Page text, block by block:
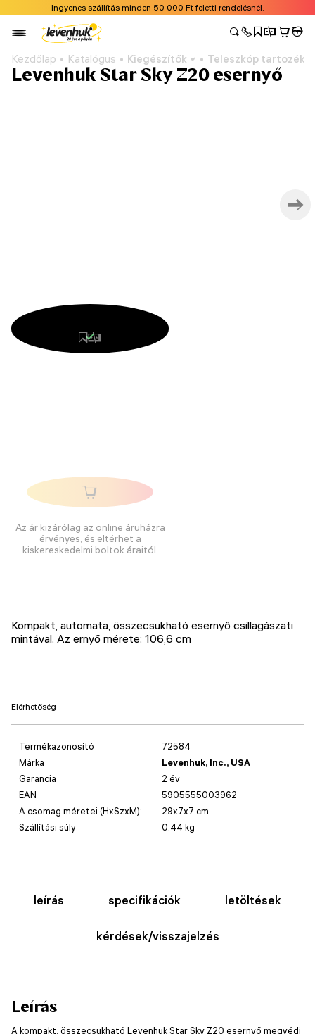
Ingyenes szállítás minden 50 000 Ft feletti rendelésnél.
Kezdőlap Katalógus Kiegészítők Teleszkóp
Levenhuk Star Sky Z20 esernyő
Az ár kizárólag az online áruházra
érvényes, és eltérhet a
kiskereskedelmi boltok áraitól.
Kompakt, automata, összecsukható esernyő csillagászati
mintával. Az ernyő mérete: 106,6 cm
Elérhetőség
Termékazonosító
72584
Márka
Levenhuk, Inc., USA
Garancia
2 év
EAN
5905555003962
A csomag méretei (HxSzxM):
29x7x7 cm
Szállítási súly
0.44 kg
leírás specifikációk letöltések
kérdések/visszajelzés
Leírás
A kompakt, összecsukható Levenhuk Star Sky Z20 esernyő megvédi